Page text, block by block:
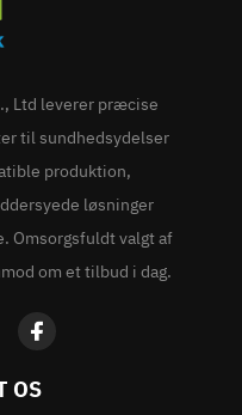
Ltd leverer præcise
til sundhedsydelser
produktion,
løsninger
Omsorgsfuldt valgt af
om et tilbud i dag.
OS